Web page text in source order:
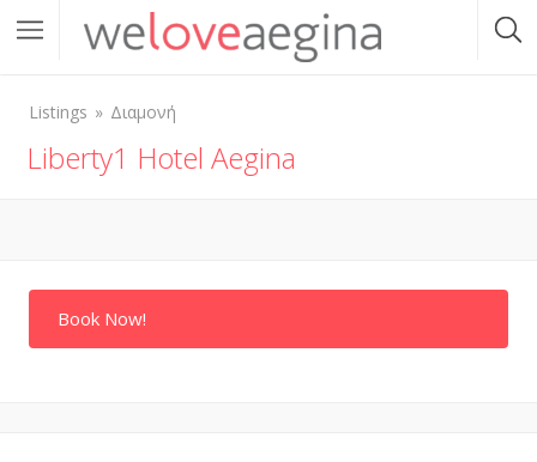
Listings Διαμονή
Liberty1 Hotel Aegina
Book Now!